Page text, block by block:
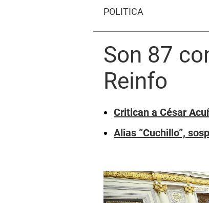
POLÍTICA
Son 87
Reinfo
Critican a César
Alias “Cuchillo”,